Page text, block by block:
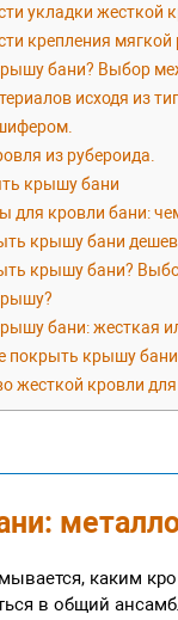
укладки жесткой
крепления
бани? Выбор
исходя из
из рубероида.
крышу бани
для кровли бани:
крышу бани
крышу бани?
бани: жесткая
покрыть крышу
жесткой кровли
каким
в общий